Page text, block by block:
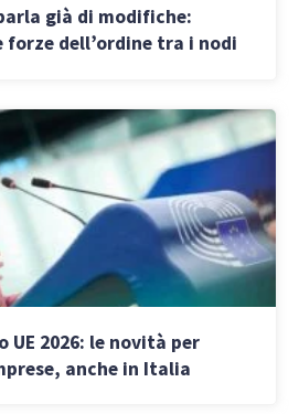
già di modifiche:
dell’ordine tra i nodi
UE 2026: le novità per
anche in Italia